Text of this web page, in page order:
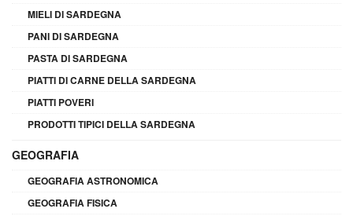
MIELI DI SARDEGNA
PANI DI SARDEGNA
PASTA DI SARDEGNA
PIATTI DI CARNE DELLA SARDEGNA
PIATTI POVERI
PRODOTTI TIPICI DELLA SARDEGNA
GEOGRAFIA
GEOGRAFIA ASTRONOMICA
GEOGRAFIA FISICA